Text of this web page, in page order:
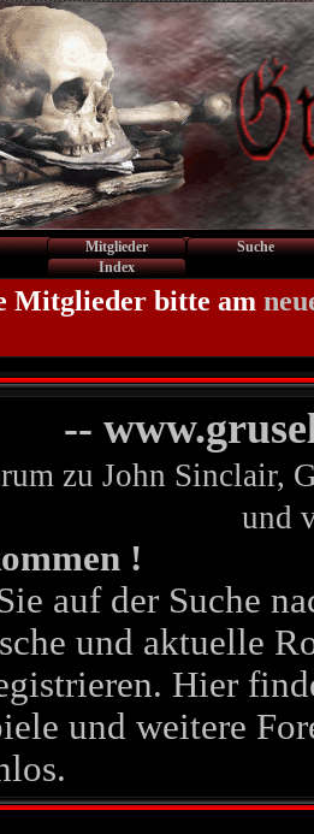
Mitglieder
Suche
Index
Mitglieder bitte am
--
zu John Sinclair,
und
!
auf der Suche
und aktuelle
Hier
und weitere